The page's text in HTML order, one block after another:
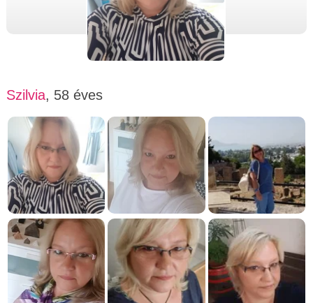
Szilvia, 58 éves